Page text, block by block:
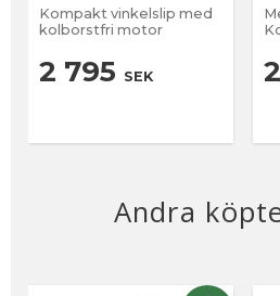
Kompakt vinkelslip med
kolborstfri motor
2 795 SEK
Andra